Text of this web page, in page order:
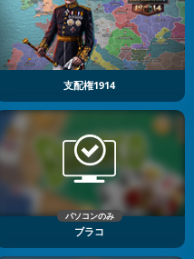
支配権1914
パソコンのみ
ブラコ